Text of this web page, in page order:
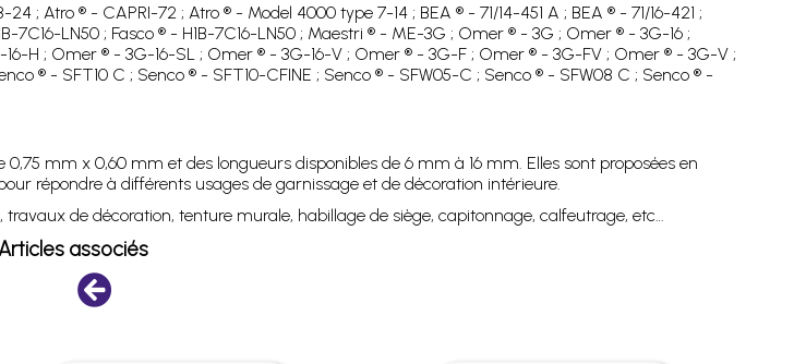
; Atro ® - CAPRI-72 ; Atro ® - Model 4000 type 7-14 ; BEA ® - 71/14-451 A ; BEA ® - 71/16-421 ;
7C16-LN50 ; Fasco ® - H1B-7C16-LN50 ; Maestri ® - ME-3G ; Omer ® - 3G ; Omer ® - 3G-16 ;
H ; Omer ® - 3G-16-SL ; Omer ® - 3G-16-V ; Omer ® - 3G-F ; Omer ® - 3G-FV ; Omer ® - 3G-V ;
® - SFT10 C ; Senco ® - SFT10-CFINE ; Senco ® - SFW05-C ; Senco ® - SFW08 C ; Senco ® -
mm x 0,60 mm et des longueurs disponibles de 6 mm à 16 mm. Elles sont proposées en
répondre à différents usages de garnissage et de décoration intérieure.
de décoration, tenture murale, habillage de siège, capitonnage, calfeutrage, etc…
associés